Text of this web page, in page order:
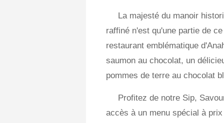
La majesté du manoir
raffiné n'est qu'une partie de
restaurant emblématique
saumon au chocolat, un
pommes de terre au chocolat
Profitez de notre Sip,
accès à un menu spécial à